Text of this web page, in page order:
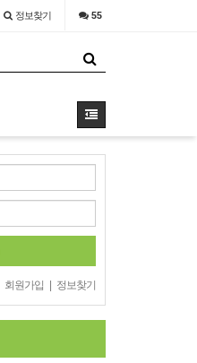
정보찾기 55
회원가입 정보찾기